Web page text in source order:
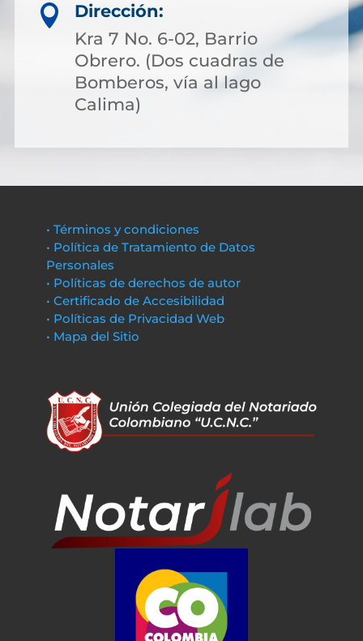

Dirección:
Kra 7 No. 6-02, Barrio
Obrero. (Dos cuadras de
Bomberos, vía al lago
Calima)
• Términos y condiciones
• Política de Tratamiento de Datos
Personales
• Políticas de derechos de autor
• Certificado de Accesibilidad
• Políticas de Privacidad Web
• Mapa del Sitio